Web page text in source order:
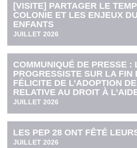
[VISITE] PARTAGER LE
COLONIE ET LES ENJEUX
ENFANTS
JUILLET 2026
COMMUNIQUÉ DE PRESSE :
PROGRESSISTE SUR LA FIN
FÉLICITE DE L’ADOPTION
RELATIVE AU DROIT À
JUILLET 2026
LES PEP 28 ONT FÊTÉ
JUILLET 2026